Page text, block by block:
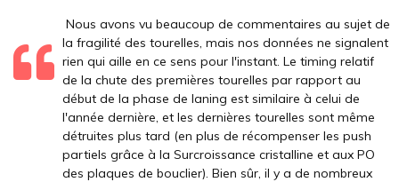
Nous avons vu beaucoup de commentaires au sujet de
la fragilité des tourelles, mais nos données ne signalent
rien qui aille en ce sens pour l'instant. Le timing relatif
de la chute des premières tourelles par rapport au
début de la phase de laning est similaire à celui de
l'année dernière, et les dernières tourelles sont même
détruites plus tard (en plus de récompenser les push
partiels grâce à la Surcroissance cristalline et aux PO
des plaques de bouclier). Bien sûr, il y a de nombreux